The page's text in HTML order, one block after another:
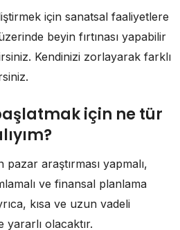
için sanatsal faaliyetlere
beyin fırtınası yapabilir
Kendinizi zorlayarak farklı
için ne tür
araştırması yapmalı,
ve finansal planlama
kısa ve uzun vadeli
olacaktır.